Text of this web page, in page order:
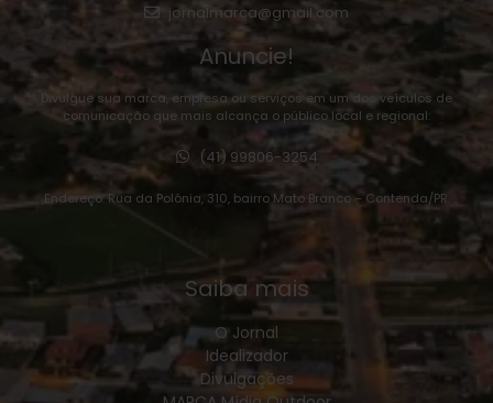
jornalmarca@gmail.com
Anuncie!
Divulgue sua marca, empresa ou serviços em um dos veículos de
comunicação que mais alcança o público local e regional:
(41) 99806-3254
Endereço: Rua da Polônia, 310, bairro Mato Branco – Contenda/PR.
Saiba mais
O Jornal
Idealizador
Divulgações